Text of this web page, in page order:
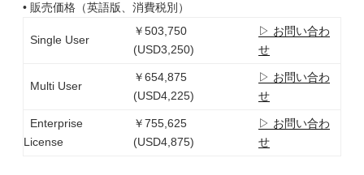
• 販売価格（英語版、消費税別）
Single User
￥503,750
(USD3,250)
▷ お問い合わ
せ
Multi User
￥654,875
(USD4,225)
▷ お問い合わ
せ
Enterprise
License
￥755,625
(USD4,875)
▷ お問い合わ
せ